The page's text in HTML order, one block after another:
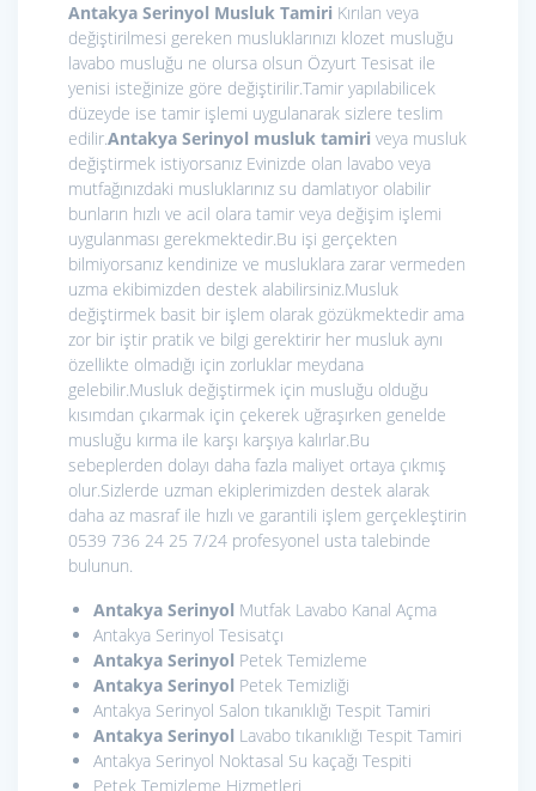
Antakya Serinyol Musluk Tamiri Kırılan veya
değiştirilmesi gereken musluklarınızı klozet musluğu
lavabo musluğu ne olursa olsun Özyurt Tesisat ile
yenisi isteğinize göre değiştirilir.Tamir yapılabilicek
düzeyde ise tamir işlemi uygulanarak sizlere teslim
edilir.Antakya Serinyol musluk tamiri veya musluk
değiştirmek istiyorsanız Evinizde olan lavabo veya
mutfağınızdaki musluklarınız su damlatıyor olabilir
bunların hızlı ve acil olara tamir veya değişim işlemi
uygulanması gerekmektedir.Bu işi gerçekten
bilmiyorsanız kendinize ve musluklara zarar vermeden
uzma ekibimizden destek alabilirsiniz.Musluk
değiştirmek basit bir işlem olarak gözükmektedir ama
zor bir iştir pratik ve bilgi gerektirir her musluk aynı
özellikte olmadığı için zorluklar meydana
gelebilir.Musluk değiştirmek için musluğu olduğu
kısımdan çıkarmak için çekerek uğraşırken genelde
musluğu kırma ile karşı karşıya kalırlar.Bu
sebeplerden dolayı daha fazla maliyet ortaya çıkmış
olur.Sizlerde uzman ekiplerimizden destek alarak
daha az masraf ile hızlı ve garantili işlem gerçekleştirin
0539 736 24 25 7/24 profesyonel usta talebinde
bulunun.
Antakya Serinyol Mutfak Lavabo Kanal Açma
Antakya Serinyol Tesisatçı
Antakya Serinyol Petek Temizleme
Antakya Serinyol Petek Temizliği
Antakya Serinyol Salon tıkanıklığı Tespit Tamiri
Antakya Serinyol Lavabo tıkanıklığı Tespit Tamiri
Antakya Serinyol Noktasal Su kaçağı Tespiti
Petek Temizleme Hizmetleri